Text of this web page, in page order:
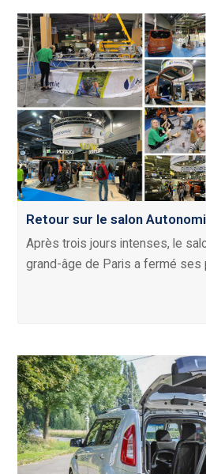
Retour sur le salon
Après trois jours intenses, le
grand-âge de Paris a fermé ses